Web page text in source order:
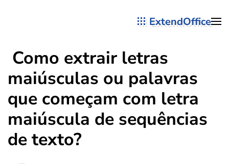
ExtendOffice
Como extrair letras
maiúsculas ou palavras
que começam com letra
maiúscula de sequências
de texto?